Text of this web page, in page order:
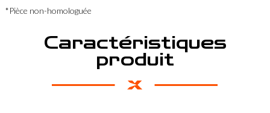
*Pièce non-homologuée
Caractéristiques
produit